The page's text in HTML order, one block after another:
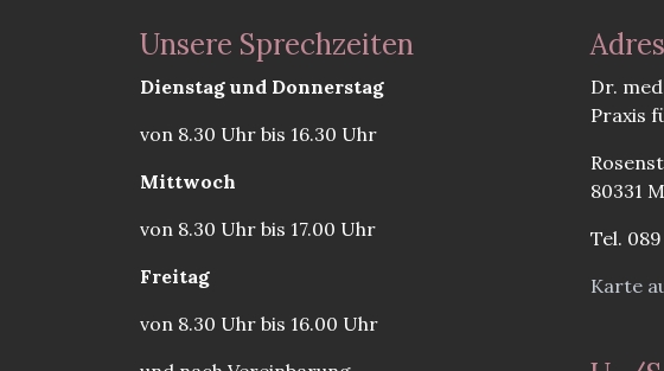
Unsere Sprechzeiten
Dienstag und Donnerstag
von 8.30 Uhr bis 16.30 Uhr
Mittwoch
von 8.30 Uhr bis 17.00 Uhr
Freitag
von 8.30 Uhr bis 16.00 Uhr
Dr.
Praxis
80331
Tel. 089
Karte